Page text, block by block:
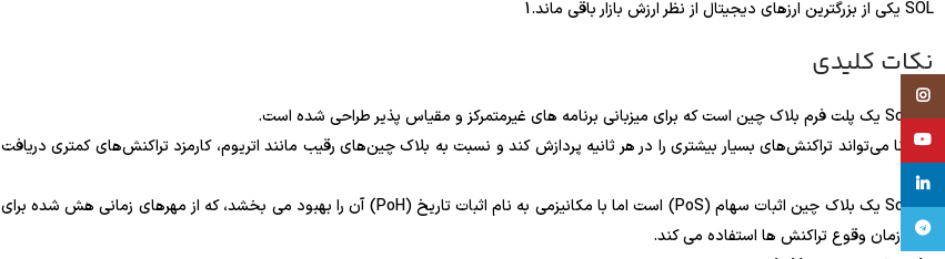
SOL یکی از بزرگترین ارزهای دیجیتال از نظر ارزش بازار باقی ماند.
1
نکات کلیدی
Solana یک پلت فرم بلاک چین است که برای میزبانی برنامه های غیرمتمرکز و مقیاس پذیر طراحی شده است.
سولانا می‌تواند تراکنش‌های بسیار بیشتری را در هر ثانیه پردازش کند و نسبت به بلاک چین‌های رقیب مانند اتریوم، کارمزد تراکنش‌های کمتری دریافت
کند.
Solana یک بلاک چین اثبات سهام (PoS) است اما با مکانیزمی به نام اثبات تاریخ (PoH) آن را بهبود می بخشد، که از مهرهای زمانی هش شده برای
تأیید زمان وقوع تراکنش ها استفاده می کند.
YouTube
تلگرام